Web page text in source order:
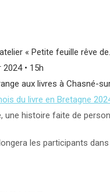
« Petite feuille rêve
• 15h
aux livres à Chasné-
du livre en Bretagne
une histoire faite de
les participants